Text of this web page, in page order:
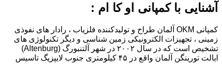
آشنایی با کمپانی او کا ام :
کمپانی OKM آلمان طراح و تولیدکننده فلزیاب ، رادار های نفوذی
زمینی ، تجهیزات الکترونیکی زمین شناسی و دیگر تکنولوژی های
تشخیص است که در سال ۲۰۰۲ در شهر آلتنبورگ (Altenburg)
ایالت تورینگن آلمان واقع در ۴۵ کیلومتری جنوب لایپزیگ تاسیس